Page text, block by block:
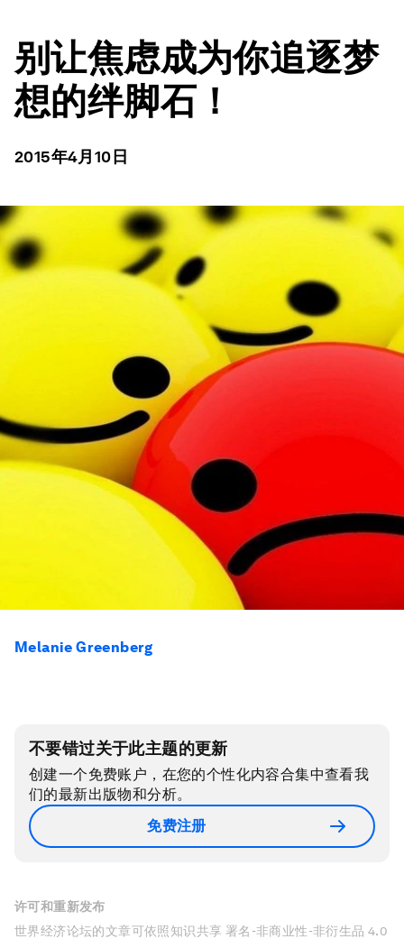
别让焦虑成为你追逐梦
想的绊脚石！
2015年4月10日
Melanie Greenberg
不要错过关于此主题的更新
创建一个免费账户，在您的个性化内容合集中查看我
们的最新出版物和分析。
免费注册
许可和重新发布
世界经济论坛的文章可依照知识共享 署名-非商业性-非衍生品 4.0